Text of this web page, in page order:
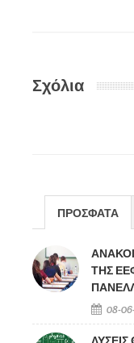
Σχόλια
ΠΡΟΣΦΑΤΑ
ΤΗΣ
08-